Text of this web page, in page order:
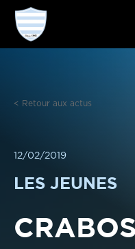
Aller
contenu
< Retour aux actus
12/02/2019
LES JEUNES